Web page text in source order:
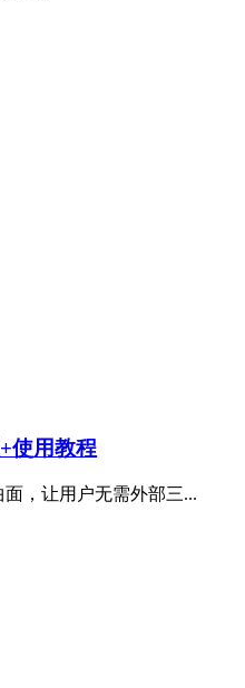
使用教程
，让用户无需外部三...